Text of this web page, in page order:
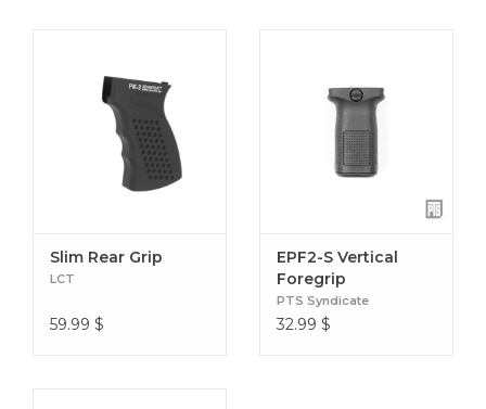
Slim Rear Grip
LCT
59.99 $
EPF2-S Vertical
Foregrip
PTS Syndicate
32.99 $